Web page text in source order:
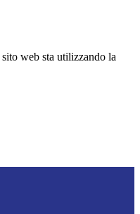
web sta utilizzando la